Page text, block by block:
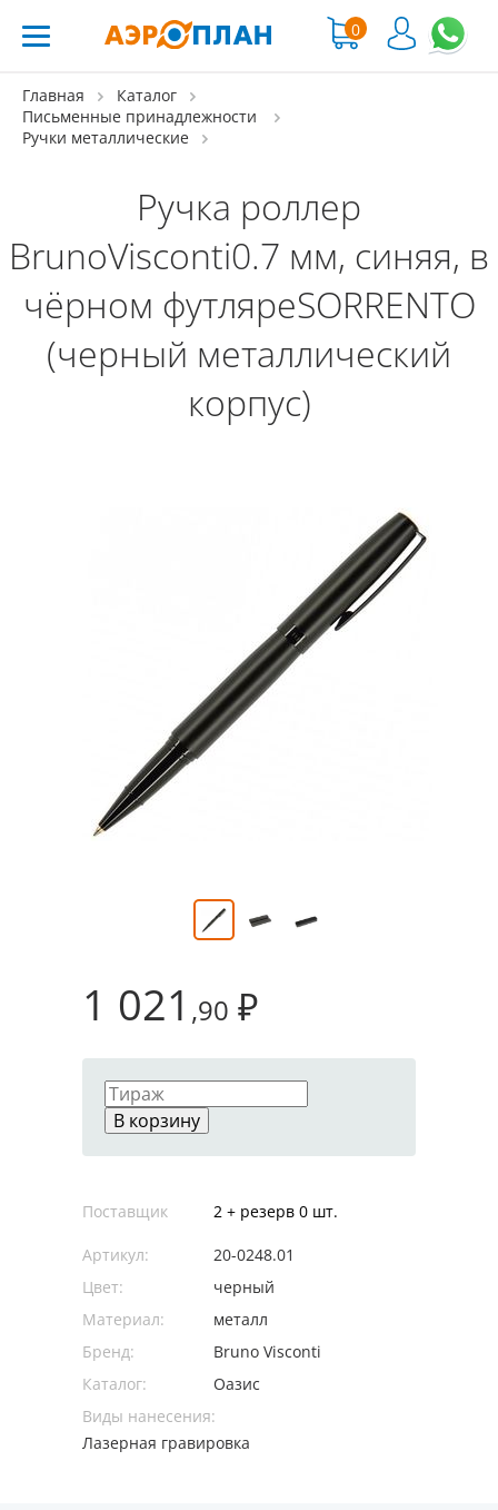
0
Главная
Каталог
Письменные принадлежности
Ручки металлические
Ручка роллер
BrunoVisconti0.7 мм, синяя, в
чёрном футляреSORRENTO
(черный металлический
корпус)
1 021 ,90 ₽
В корзину
Поставщик 2 + резерв 0 шт.
Артикул:
20-0248.01
Цвет:
черный
Материал:
металл
Бренд:
Bruno Visconti
Каталог:
Оазис
Виды нанесения:
Лазерная гравировка